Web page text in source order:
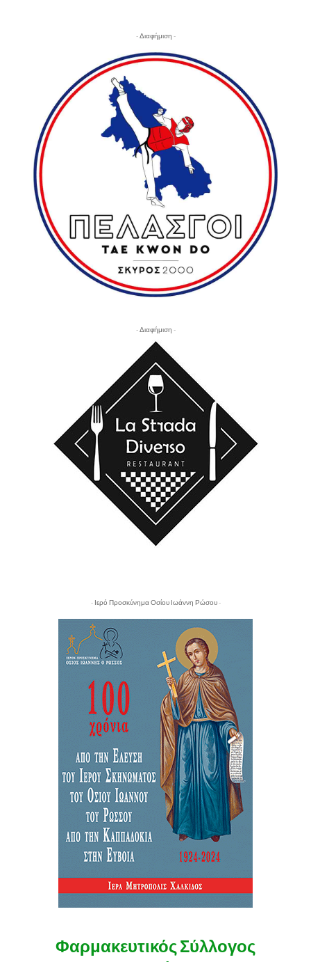
- Διαφήμιση -
- Διαφήμιση -
- Ιερό Προσκύνημα Οσίου Ιωάννη Ρώσου -
Φαρμακευτικός Σύλλογος